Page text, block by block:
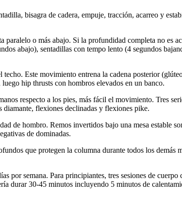
bisagra de cadera, empuje, tracción, acarreo y
o más abajo. Si la profundidad completa no es
abajo), sentadillas con tempo lento (4 segundos
Este movimiento entrena la cadena posterior
hip thrusts con hombros elevados en un banco.
respecto a los pies, más fácil el movimiento. Tres
diamante, flexiones declinadas y flexiones pike.
de hombro. Remos invertidos bajo una mesa estable
de dominadas.
que protegen la columna durante todos los demás
semana. Para principiantes, tres sesiones de cuerpo
durar 30-45 minutos incluyendo 5 minutos de